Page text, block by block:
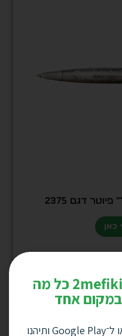
דגם 2375
כאן
האפליקציה של 2mefikim כל מה
אחד
הורידו עכשיו ל־App Store או ל־Google Play ותיהנו